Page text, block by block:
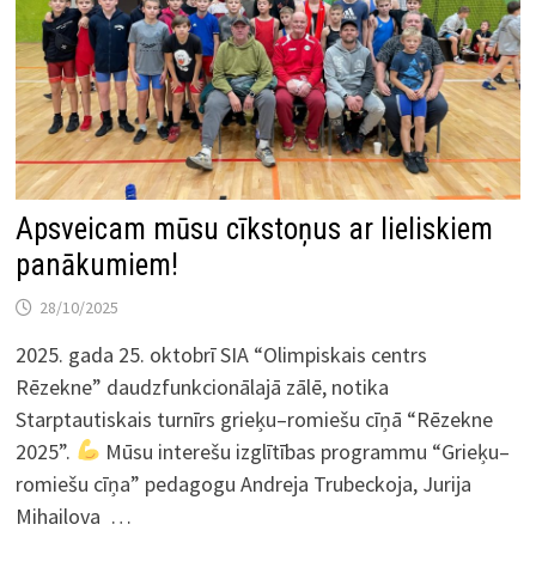
Apsveicam mūsu cīkstoņus ar lieliskiem
panākumiem!
28/10/2025
2025. gada 25. oktobrī SIA “Olimpiskais centrs
Rēzekne” daudzfunkcionālajā zālē, notika
Starptautiskais turnīrs grieķu–romiešu cīņā “Rēzekne
2025”.
Mūsu interešu izglītības programmu “Grieķu–
romiešu cīņa” pedagogu Andreja Trubeckoja, Jurija
Mihailova …